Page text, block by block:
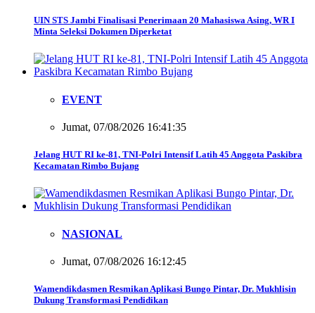
UIN STS Jambi Finalisasi Penerimaan 20 Mahasiswa Asing, WR I
Minta Seleksi Dokumen Diperketat
EVENT
Jumat, 07/08/2026 16:41:35
Jelang HUT RI ke-81, TNI-Polri Intensif Latih 45 Anggota Paskibra
Kecamatan Rimbo Bujang
NASIONAL
Jumat, 07/08/2026 16:12:45
Wamendikdasmen Resmikan Aplikasi Bungo Pintar, Dr. Mukhlisin
Dukung Transformasi Pendidikan